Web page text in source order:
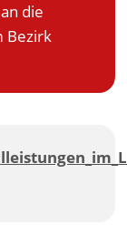
die
Bezirk